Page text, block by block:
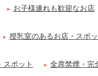
お子様連れも歓迎なお店
授乳室のあるお店・スポ
スポット 全席禁煙・完